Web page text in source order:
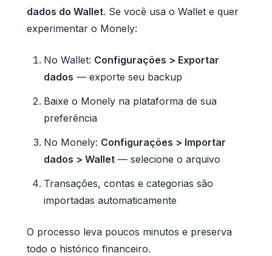
dados do Wallet. Se você usa o Wallet e quer
experimentar o Monely:
No Wallet: Configurações > Exportar
dados — exporte seu backup
Baixe o Monely na plataforma de sua
preferência
No Monely: Configurações > Importar
dados > Wallet — selecione o arquivo
Transações, contas e categorias são
importadas automaticamente
O processo leva poucos minutos e preserva
todo o histórico financeiro.